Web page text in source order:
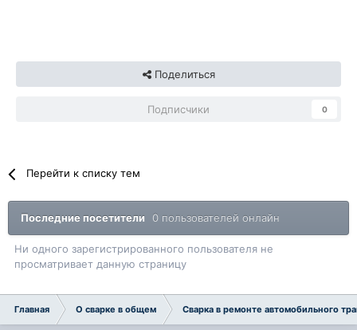
Поделиться
Подписчики 0
Перейти к списку тем
Последние посетители 0 пользователей онлайн
Ни одного зарегистрированного пользователя не
просматривает данную страницу
Главная О сварке в общем Сварка в ремонте автомобильного